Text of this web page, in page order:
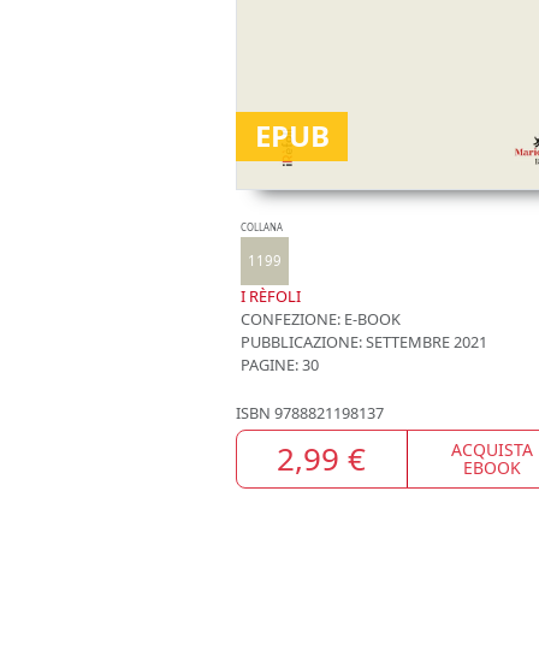
EPUB
COLLANA
1199
I RÈFOLI
CONFEZIONE: E-BOOK
PUBBLICAZIONE:SETTEMBRE 2021
PAGINE: 30
ISBN 9788821198137
2,99 € ACQUISTA
EBOOK